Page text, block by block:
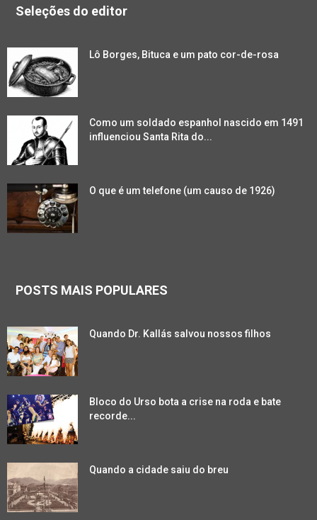
Seleções do editor
Lô Borges, Bituca e um pato cor-de-rosa
Como um soldado espanhol nascido em 1491
influenciou Santa Rita do...
O que é um telefone (um causo de 1926)
POSTS MAIS POPULARES
Quando Dr. Kallás salvou nossos filhos
Bloco do Urso bota a crise na roda e bate
recorde...
Quando a cidade saiu do breu